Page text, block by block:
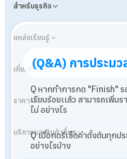
สำหรับธุรกิจ
แหล่งเรียนรู้
เกี่ยวกับเรา
ราคา
บริการและสินค้าอื่นๆ
(Q&A) การประมว
Q หากทำการกด "Finish"
เรียบร้อยเเล้ว สามารถเพิ่
ไม่ อย่างไร
Q เมื่อกดรีเซ็ตค่าตั้งต้นทุกป
อย่างไรบ้าง